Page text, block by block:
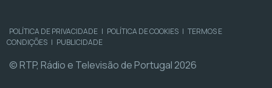
POLÍTICA DE PRIVACIDADE | POLÍTICA DE COOKIES | TERMOS E
CONDIÇÕES | PUBLICIDADE
© RTP, Rádio e Televisão de Portugal 2026